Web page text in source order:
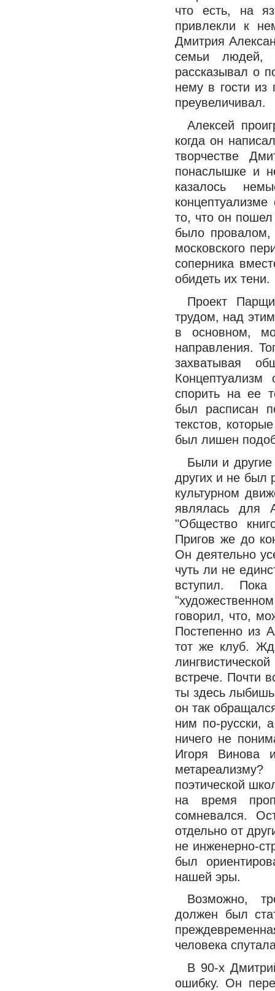
что есть, на
привлекли к
Дмитрия
семьи людей,
рассказывал о
нему в гости
преувеличивал.
Алексей
когда он
творчестве
понаслышке и
казалось
то, что он
было провалом,
московского
соперника
обидеть их тени.
Проект
трудом, над
в основном,
направления.
захватывая
Концептуализм
спорить на ее
был расписан
текстов,
был лишен
Были и
других и не был
культурном
являлась для
"Общество
Пригов же до
Он деятельно
чуть ли не
вступил.
говорил, что,
Постепенно из
тот же клуб.
встрече. Почти
ты здесь
он так
ним по-русски,
ничего не
Игоря Винова
поэтической
на время
сомневался.
отдельно от
не инженерно-
был
нашей эры.
Возможно,
должен был
человека
В 90-х
ошибку. Он